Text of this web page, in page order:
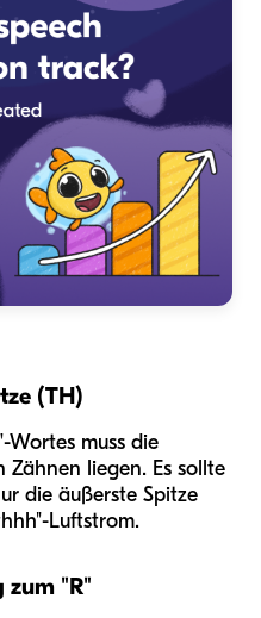
(TH)
Wortes muss die
Zähnen liegen. Es sollte
die äußerste Spitze
Luftstrom.
zum "R"